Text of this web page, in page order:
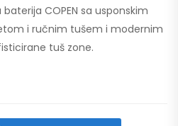
COPEN sa usponskim
i ručnim tušem i modernim
tuš zone.